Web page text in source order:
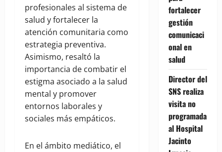
profesionales al sistema de
salud y fortalecer la
atención comunitaria como
estrategia preventiva.
Asimismo, resaltó la
importancia de combatir el
estigma asociado a la salud
mental y promover
entornos laborales y
sociales más empáticos.
En el ámbito mediático, el
fortalecer
gestión
comunicaci
onal en
salud
Director del
SNS realiza
visita no
programada
al Hospital
Jacinto